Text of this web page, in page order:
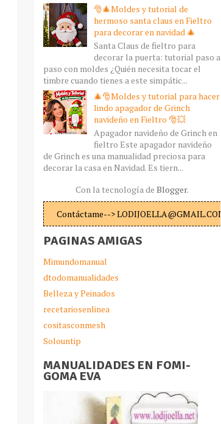
🎅🎄Moldes y tutorial de
hermoso santa claus en Fieltro
para decorar en navidad 🎄
Santa Claus de fieltro para
decorar la puerta: tutorial paso a
paso con moldes ¿Quién necesita tocar el
timbre cuando tienes a este simpátic...
🎄🎅Moldes y tutorial para hacer
lindo apagador de Grinch
navideño en Fieltro 🎅💥
Apagador navideño de Grinch en
fieltro Este apagador navideño
de Grinch es una manualidad preciosa para
decorar la casa en Navidad. Es tiern...
Con la tecnología de Blogger.
Contáctame--> LODIJOELLA@GMAIL.COM
PAGINAS AMIGAS
Mimundomanual
dtodomanualidades
Belleza y Peinados
recetariosenlinea
cositasconmesh
Solountip
MANUALIDADES EN FOMI-
GOMA EVA